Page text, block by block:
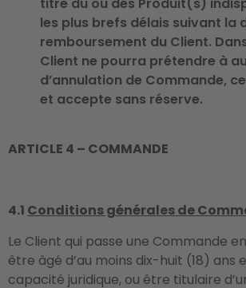
les plus brefs délais suivant la
remboursement du Client.
Client ne pourra prétendre à
d’annulation de Commande,
et accepte sans réserve.
ARTICLE 4 – COMMANDE
4.1 Conditions générales de
Le Client qui passe une Commande
être âgé d’au moins dix-huit (18) ans
capacité juridique, ou être titulaire